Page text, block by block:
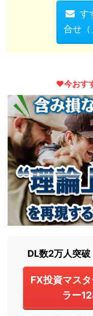
す
合せ（
♥︎今おす
DL数2万人突
FX投資マス
ラー